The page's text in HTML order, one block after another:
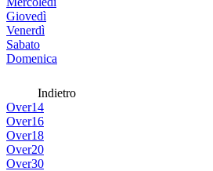
Giovedì
Venerdì
Sabato
Domenica
Indietro
Over14
Over16
Over18
Over20
Over30